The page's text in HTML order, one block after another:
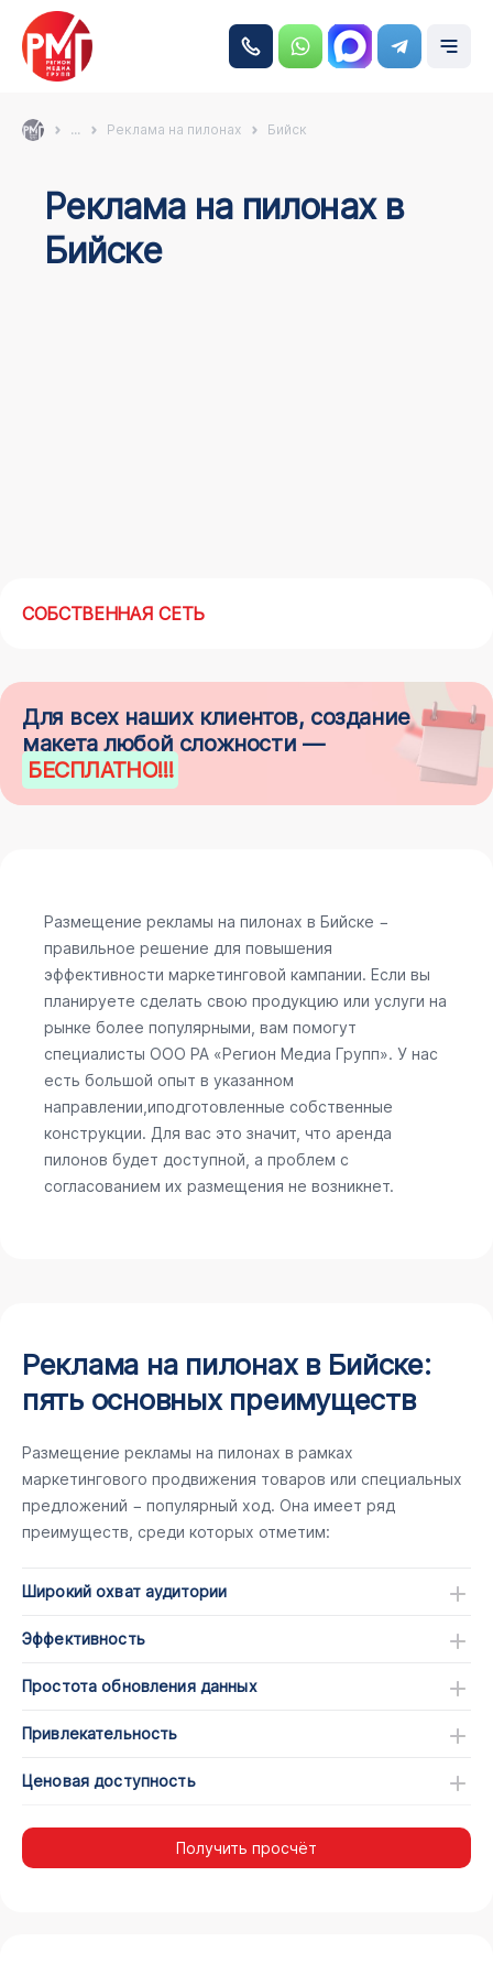
... Реклама на пилонах Бийск
Реклама на пилонах в
Бийске
СОБСТВЕННАЯ СЕТЬ
Для всех наших клиентов, создание
макета любой сложности —
БЕСПЛАТНО!!!
Размещение рекламы на пилонах в Бийске −
правильное решение для повышения
эффективности маркетинговой кампании. Если вы
планируете сделать свою продукцию или услуги на
рынке более популярными, вам помогут
специалисты ООО РА «Регион Медиа Групп». У нас
есть большой опыт в указанном
направлении,иподготовленные собственные
конструкции. Для вас это значит, что аренда
пилонов будет доступной, а проблем с
согласованием их размещения не возникнет.
Реклама на пилонах в Бийске:
пять основных преимуществ
Размещение рекламы на пилонах в рамках
маркетингового продвижения товаров или специальных
предложений − популярный ход. Она имеет ряд
преимуществ, среди которых отметим:
Широкий охват аудитории
Эффективность
Простота обновления данных
Привлекательность
Ценовая доступность
Получить просчёт